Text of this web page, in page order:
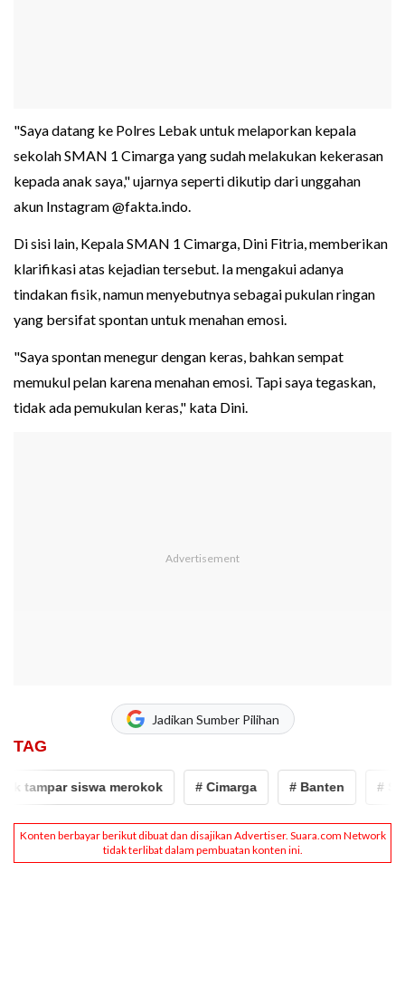
"Saya datang ke Polres Lebak untuk melaporkan kepala
sekolah SMAN 1 Cimarga yang sudah melakukan kekerasan
kepada anak saya," ujarnya seperti dikutip dari unggahan
akun Instagram @fakta.indo.
Di sisi lain, Kepala SMAN 1 Cimarga, Dini Fitria, memberikan
klarifikasi atas kejadian tersebut. Ia mengakui adanya
tindakan fisik, namun menyebutnya sebagai pukulan ringan
yang bersifat spontan untuk menahan emosi.
"Saya spontan menegur dengan keras, bahkan sempat
memukul pelan karena menahan emosi. Tapi saya tegaskan,
tidak ada pemukulan keras," kata Dini.
Jadikan Sumber Pilihan
TAG
tampar siswa merokok # Cimarga # Banten #